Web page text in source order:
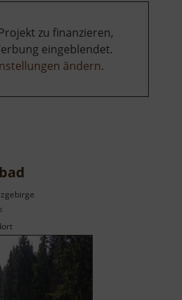
zu finanzieren,
eingeblendet.
ändern.